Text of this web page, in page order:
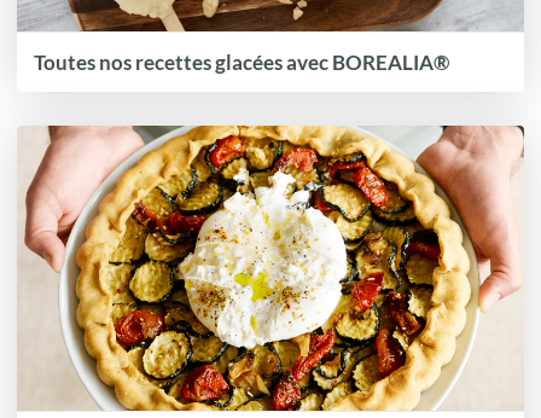
Toutes nos recettes glacées avec BOREALIA®